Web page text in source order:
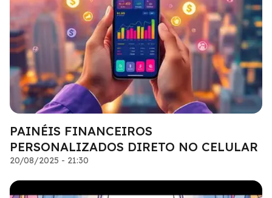
PAINÉIS FINANCEIROS
PERSONALIZADOS DIRETO NO CELULAR
20/08/2025 - 21:30